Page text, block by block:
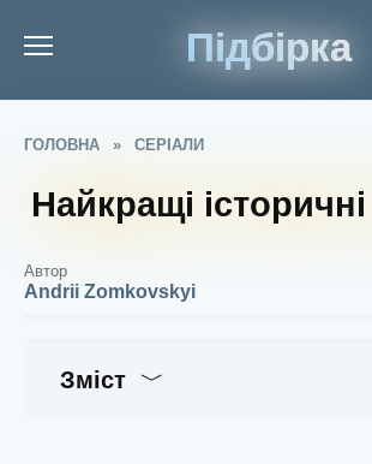
Підбірка
ГОЛОВНА » СЕРІАЛИ
Найкращі
Автор
Andrii Zomkovskyi
Зміст